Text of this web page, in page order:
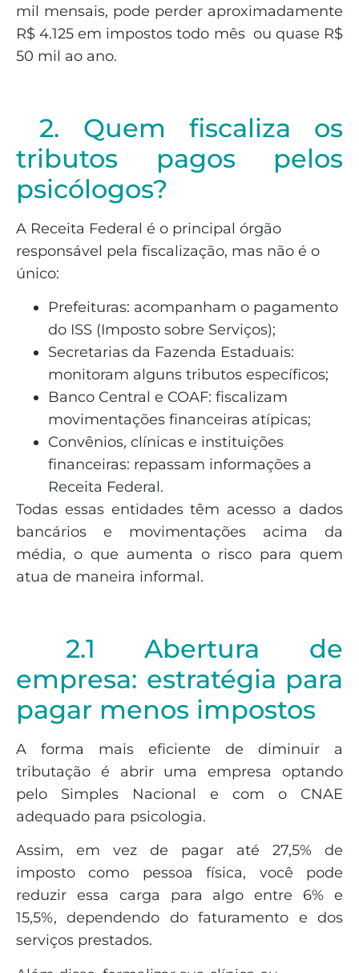
mil mensais, pode perder aproximadamente
R$ 4.125 em impostos todo mês ou quase R$
50 mil ao ano.
2. Quem fiscaliza os
tributos pagos pelos
psicólogos?
A Receita Federal é o principal órgão
responsável pela fiscalização, mas não é o
único:
Prefeituras: acompanham o pagamento
do ISS (Imposto sobre Serviços);
Secretarias da Fazenda Estaduais:
monitoram alguns tributos específicos;
Banco Central e COAF: fiscalizam
movimentações financeiras atípicas;
Convênios, clínicas e instituições
financeiras: repassam informações a
Receita Federal.
Todas essas entidades têm acesso a dados
bancários e movimentações acima da
média, o que aumenta o risco para quem
atua de maneira informal.
2.1 Abertura de
empresa: estratégia para
pagar menos impostos
A forma mais eficiente de diminuir a
tributação é abrir uma empresa optando
pelo Simples Nacional e com o CNAE
adequado para psicologia.
Assim, em vez de pagar até 27,5% de
imposto como pessoa física, você pode
reduzir essa carga para algo entre 6% e
15,5%, dependendo do faturamento e dos
serviços prestados.